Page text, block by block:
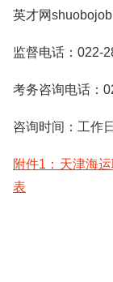
英才网
监督电话：022-
考务咨询电话：
咨询时间：工作
附件1：天津海
表